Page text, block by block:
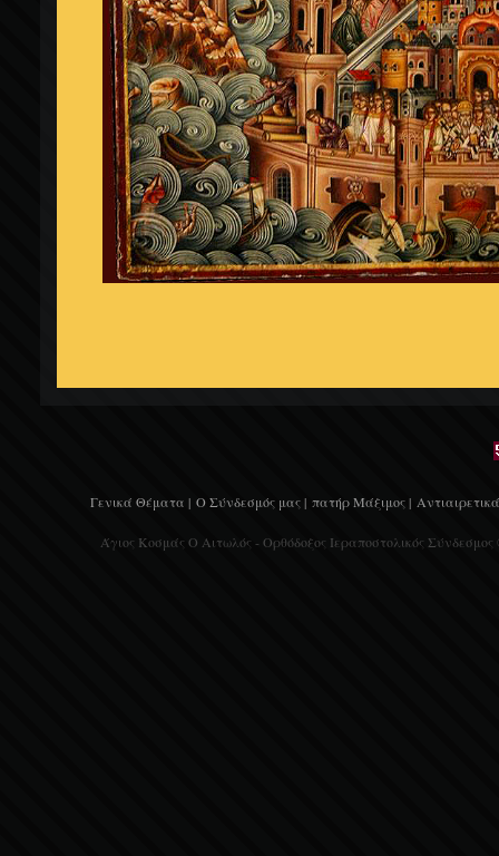
Γενικά Θέματα | Ο Σύνδεσμός μας | πατήρ Μάξιμος |
Άγιος Κοσμάς Ο Αιτωλός - Ορθόδοξος Ιεραποστολικός